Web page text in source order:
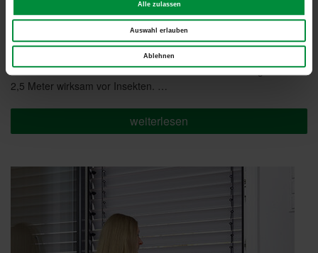
Alle zulassen
Auswahl erlauben
Ablehnen
Glasfassaden mit großformatigen Fenster- und Türöffnungen,
Hebe-Schiebetüren oder Glas-Falt-Anlagen sorgen in der
modernen Architektur für viel Licht und Transparenz. Genau
hierfür bietet WAREMA einen Premium-Insektenschutz der neuen
Dimension: WAREMA GrandSlide. Schützen Sie Öffnungen bis zu
2,5 Meter wirksam vor Insekten. …
„WAREMA
Insektenschutzrollo
weiterlesen